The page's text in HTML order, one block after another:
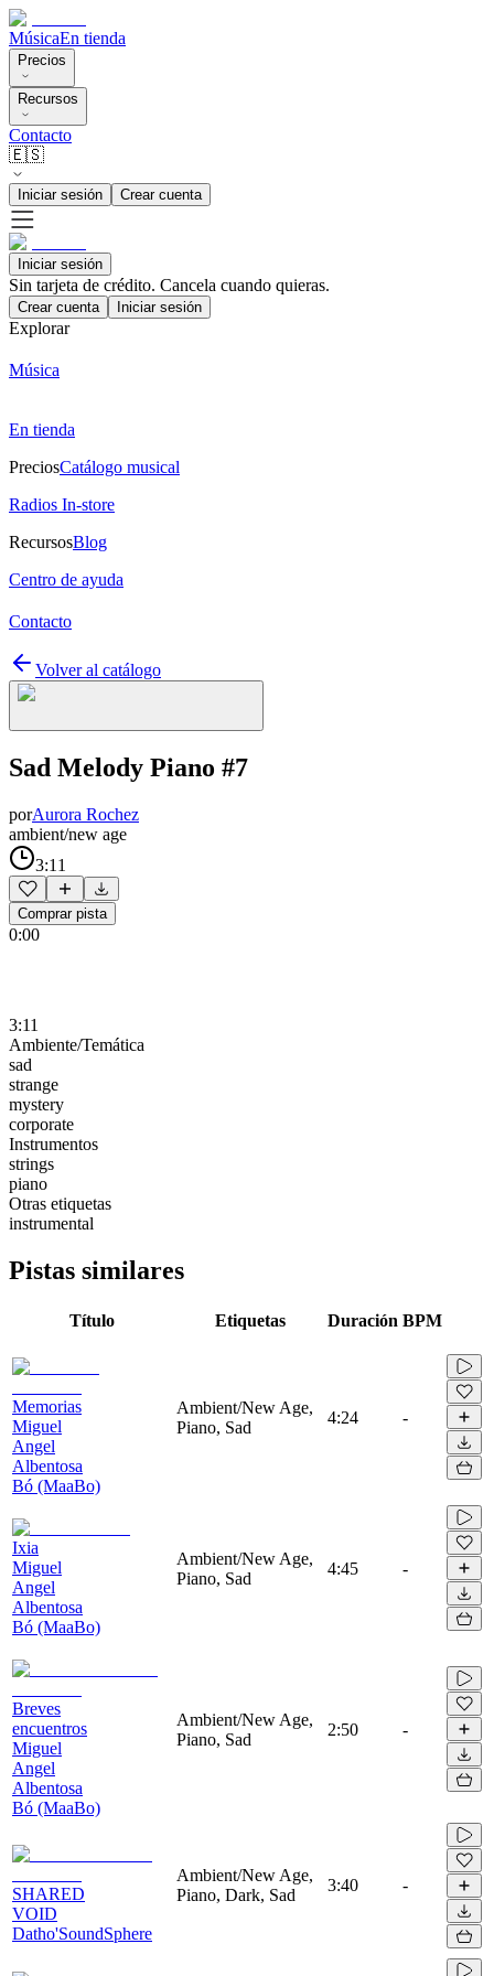
MúsicaEn tienda
Precios
Recursos
Contacto
🇪🇸
Iniciar sesión Crear cuenta
Iniciar sesión
Sin tarjeta de crédito. Cancela cuando quieras.
Crear cuenta Iniciar sesión
Explorar
Música
En tienda
PreciosCatálogo musical
Radios In-store
RecursosBlog
Centro de ayuda
Contacto
Volver al catálogo
Sad Melody Piano #7
porAurora Rochez
ambient/new age
3:11
Comprar pista
0:00
3:11
Ambiente/Temática
sad
strange
mystery
corporate
Instrumentos
strings
piano
Otras etiquetas
instrumental
Pistas similares
Título Etiquetas Duración BPM
Memorias
Miguel
Angel
Albentosa
Bó (MaaBo)
Ambient/New Age,
Piano, Sad
4:24 -
Ixia
Miguel
Angel
Albentosa
Bó (MaaBo)
Ambient/New Age,
Piano, Sad
4:45 -
Breves
encuentros
Miguel
Angel
Albentosa
Bó (MaaBo)
Ambient/New Age,
Piano, Sad
2:50 -
SHARED
VOID
Datho'SoundSphere
Ambient/New Age,
Piano, Dark, Sad
3:40 -